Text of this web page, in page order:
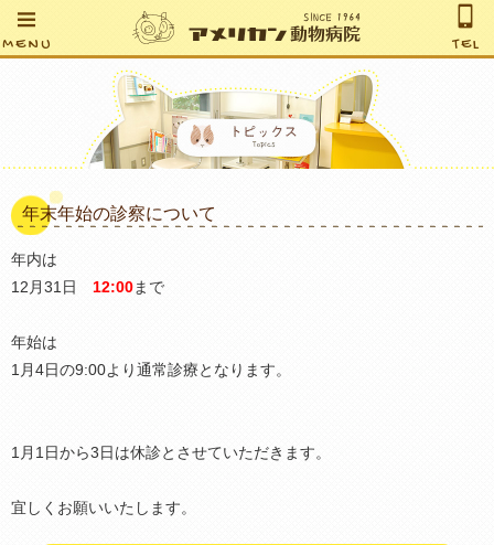
MENU TEL
年末年始の診察について
年内は
12月31日 12:00まで
年始は
1月4日の9:00より通常診療となります。
1月1日から3日は休診とさせていただきます。
宜しくお願いいたします。